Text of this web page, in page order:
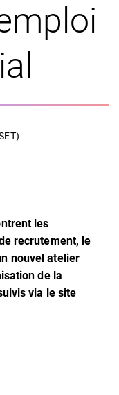
les
recrutement, le
nouvel atelier
de la
via le site